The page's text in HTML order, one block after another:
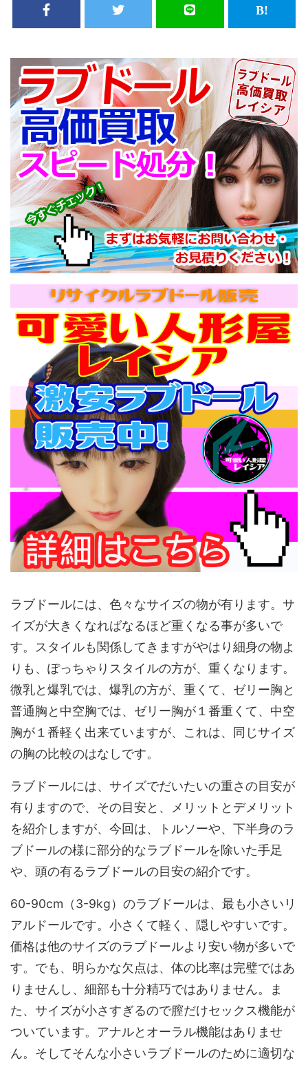
ラブドールには、色々なサイズの物が有ります。サ
イズが大きくなればなるほど重くなる事が多いで
す。スタイルも関係してきますがやはり細身の物よ
りも、ぽっちゃりスタイルの方が、重くなります。
微乳と爆乳では、爆乳の方が、重くて、ゼリー胸と
普通胸と中空胸では、ゼリー胸が１番重くて、中空
胸が１番軽く出来ていますが、これは、同じサイズ
の胸の比較のはなしです。
ラブドールには、サイズでだいたいの重さの目安が
有りますので、その目安と、メリットとデメリット
を紹介しますが、今回は、トルソーや、下半身のラ
ブドールの様に部分的なラブドールを除いた手足
や、頭の有るラブドールの目安の紹介です。
60-90cm（3-9kg）のラブドールは、最も小さいリ
アルドールです。小さくて軽く、隠しやすいです。
価格は他のサイズのラブドールより安い物が多いで
す。でも、明らかな欠点は、体の比率は完璧ではあ
りませんし、細部も十分精巧ではありません。ま
た、サイズが小さすぎるので膣だけセックス機能が
ついています。アナルとオーラル機能はありませ
ん。そしてそんな小さいラブドールのために適切な